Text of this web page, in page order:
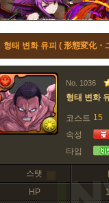
형태 변화 유피 ( 形態変化・
No. 1036
형태 변화
코스트 15
속성
타입
스탯
HP